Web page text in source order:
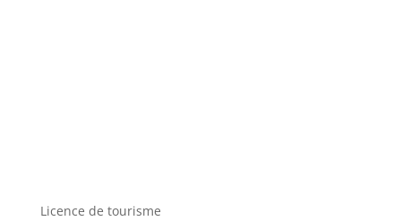
Licence de tourisme